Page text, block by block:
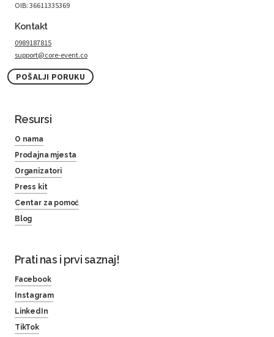
OIB: 36611335369
Kontakt
0989187815
support@core-event.co
POŠALJI PORUKU
Resursi
O nama
Prodajna mjesta
Organizatori
Press kit
Centar za pomoć
Blog
Prati nas i prvi saznaj!
Facebook
Instagram
LinkedIn
TikTok